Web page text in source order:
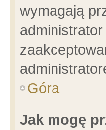
wymagają
Góra
Jak mogę